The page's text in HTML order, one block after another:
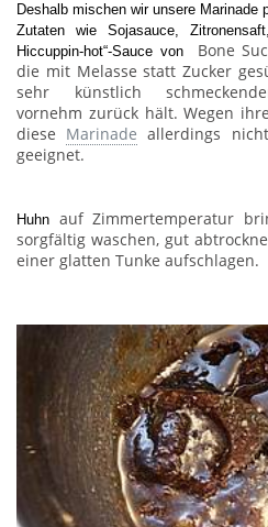
Deshalb mischen wir unsere Marinade
Zutaten wie Sojasauce, Zitrone
Hiccuppin-hot“-Sauce von Bone
die mit Melasse statt Zucker
sehr künstlich
vornehm zurück hält. Wegen
diese Marinade allerdings
geeignet.
Huhn auf Zimmertemperatur
sorgfältig waschen, gut
einer glatten Tunke aufschlagen.